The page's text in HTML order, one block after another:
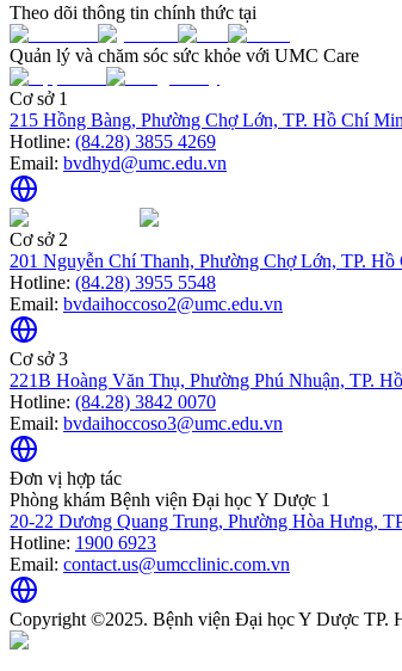
Theo dõi thông tin chính thức tại
Quản lý và chăm sóc sức khỏe với UMC Care
Cơ sở 1
215 Hồng Bàng, Phường Chợ Lớn, TP. Hồ Chí
Hotline: (84.28) 3855 4269
Email: bvdhyd@umc.edu.vn
Cơ sở 2
201 Nguyễn Chí Thanh, Phường Chợ Lớn, TP. Hồ
Hotline: (84.28) 3955 5548
Email: bvdaihoccoso2@umc.edu.vn
Cơ sở 3
221B Hoàng Văn Thụ, Phường Phú Nhuận, TP.
Hotline: (84.28) 3842 0070
Email: bvdaihoccoso3@umc.edu.vn
Đơn vị hợp tác
Phòng khám Bệnh viện Đại học Y Dược 1
20-22 Dương Quang Trung, Phường Hòa Hưng,
Hotline: 1900 6923
Email: contact.us@umcclinic.com.vn
Copyright ©2025. Bệnh viện Đại học Y Dược TP.